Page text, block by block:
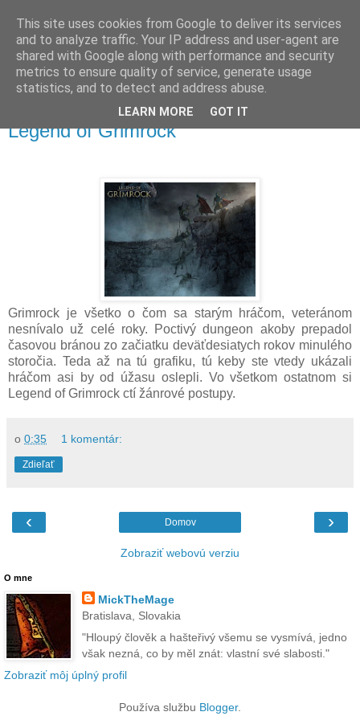
sobota 14. apríla 2012
Legend of Grimrock
Grimrock je všetko o čom sa starým hráčom, veteránom
nesnívalo už celé roky. Poctivý dungeon akoby prepadol
časovou bránou zo začiatku deväťdesiatych rokov minulého
storočia. Teda až na tú grafiku, tú keby ste vtedy ukázali
hráčom asi by od úžasu oslepli. Vo všetkom ostatnom si
Legend of Grimrock ctí žánrové postupy.
o 0:35 1 komentár:
Zdieľať
‹ ›
Domov
Zobraziť webovú verziu
O mne
MickTheMage
Bratislava, Slovakia
"Hloupý člověk a hašteřivý všemu se vysmívá, jedno
však nezná, co by měl znát: vlastní své slabosti."
Zobraziť môj úplný profil
Používa službu Blogger.
This site uses cookies from Google to deliver its services
and to analyze traffic. Your IP address and user-agent are
shared with Google along with performance and security
metrics to ensure quality of service, generate usage
statistics, and to detect and address abuse.
LEARN MORE GOT IT